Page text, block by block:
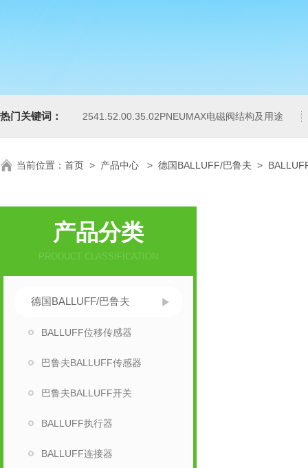
热门关键词： 2541.52.00.35.02PNEUMAX电磁阀结构及用途
当前位置： 首页 > 产品中心 > 德国BALLUFF/巴鲁夫 >
产品分类
PRODUCT CLASSIFICATION
德国BALLUFF/巴鲁夫
BALLUFF位移传感器
巴鲁夫BALLUFF传感器
巴鲁夫BALLUFF开关
BALLUFF执行器
BALLUFF连接器